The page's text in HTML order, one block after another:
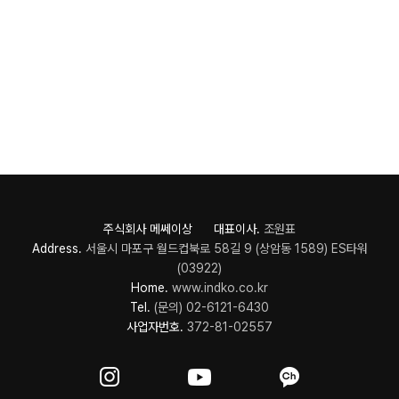
주식회사 메쎄이상 대표이사. 조원표
Address. 서울시 마포구 월드컵북로 58길 9 (상암동 1589) ES타워
(03922)
Home. www.indko.co.kr
Tel. (문의) 02-6121-6430
사업자번호. 372-81-02557